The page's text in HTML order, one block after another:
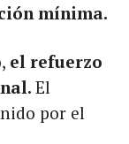
mínima.
el refuerzo
El
por el